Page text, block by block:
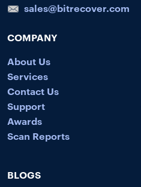
sales@bitrecover.com
COMPANY
About Us
Services
Contact Us
Support
Awards
Scan Reports
BLOGS